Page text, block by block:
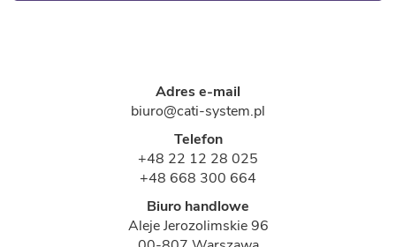
Adres e-mail
biuro@cati-system.pl
Telefon
+48 22 12 28 025
+48 668 300 664
Biuro handlowe
Aleje Jerozolimskie 96